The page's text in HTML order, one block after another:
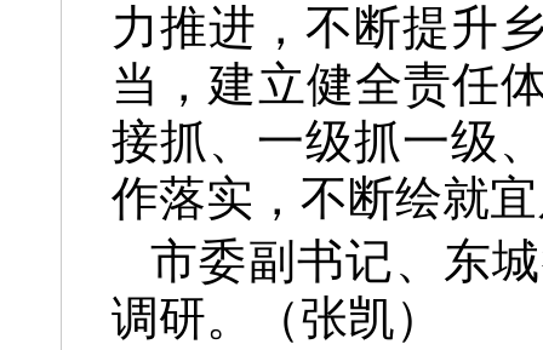
力推进，不断提升
当，建立健全责任
接抓、一级抓一级
作落实，不断绘就
市委副书记、东
调研。（张凯）